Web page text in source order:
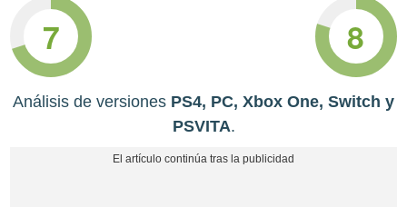
7 8
Análisis de versiones PS4, PC, Xbox One, Switch y
PSVITA.